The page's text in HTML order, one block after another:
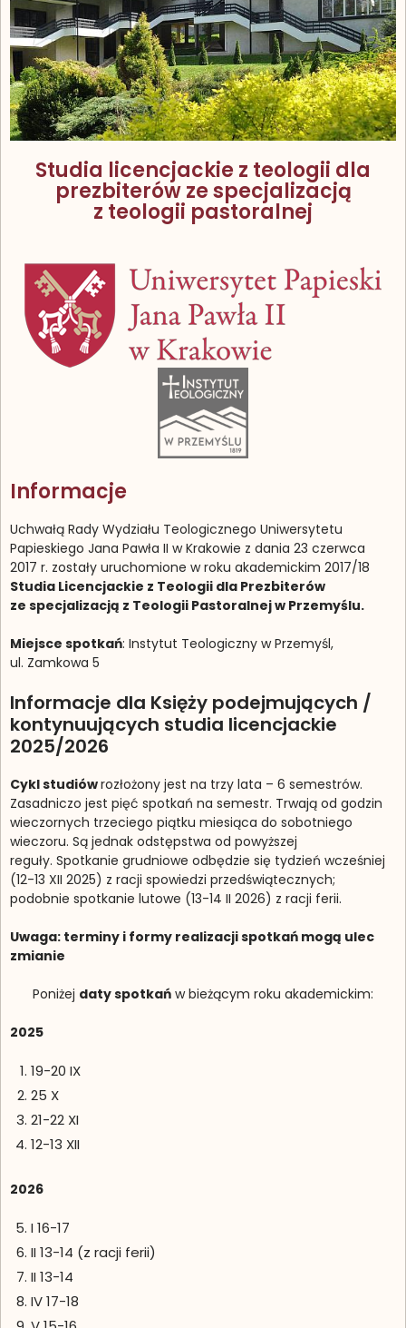
Studia licencjackie z teologii dla
prezbiterów ze specjalizacją
z teologii pastoralnej
Informacje
Uchwałą Rady Wydziału Teologicznego Uniwersytetu
Papieskiego Jana Pawła II w Krakowie z dania 23 czerwca
2017 r. zostały uruchomione w roku akademickim 2017/18
Studia Licencjackie z Teologii dla Prezbiterów
ze specjalizacją z Teologii Pastoralnej w Przemyślu.
Miejsce spotkań: Instytut Teologiczny w Przemyśl,
ul. Zamkowa 5
Informacje dla Księży podejmujących /
kontynuujących studia licencjackie
2025/2026
Cykl studiówrozłożony jest na trzy lata – 6 semestrów.
Zasadniczo jest pięć spotkań na semestr. Trwają od godzin
wieczornych trzeciego piątku miesiąca do sobotniego
wieczoru. Są jednak odstępstwa od powyższej
reguły. Spotkanie grudniowe odbędzie się tydzień wcześniej
(12-13 XII 2025) z racji spowiedzi przedświątecznych;
podobnie spotkanie lutowe (13-14 II 2026) z racji ferii.
Uwaga: terminy i formy realizacji spotkań mogą ulec
zmianie
Poniżej daty spotkań w bieżącym roku akademickim:
2025
19-20 IX
25 X
21-22 XI
12-13 XII
2026
I 16-17
II 13-14 (z racji ferii)
II 13-14
IV 17-18